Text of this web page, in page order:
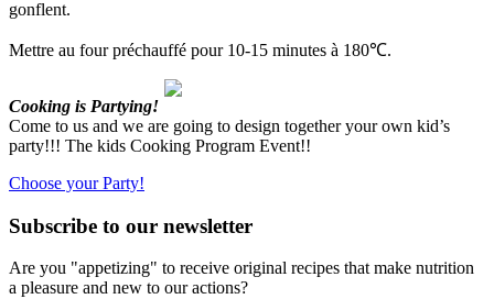
gonflent.
Mettre au four préchauffé pour 10-15 minutes à 180℃.
Cooking is Partying!
Come to us and we are going to design together your own kid’s
party!!! The kids Cooking Program Event!!
Choose your Party!
Subscribe to our newsletter
Are you "appetizing" to receive original recipes that make nutrition
a pleasure and new to our actions?